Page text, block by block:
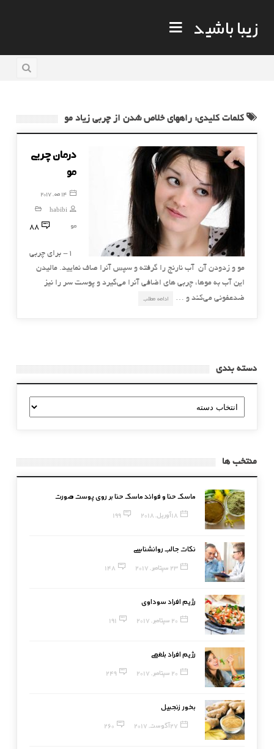
زیبا باشید
کلمات کلیدی: راههای خلاص شدن از چربی زیاد مو
درمان چربی
مو
14 مه, 2017
habibi
مو
88
1- برای چربی
مو و زدودن آن آب نارنج را گرفته و سپس آنرا صاف نمایید. مالیدن
این آب به موها، چربی های اضافی آنرا می‌گیرد و پوست سر را نیز
ضدعفونی می‌کند و …
ادامه مطلب
دسته بندی
دسته
بندی
منتخب ها
ماسک حنا و فوائد ماسک حنا بر روی پوست صورت
18 آوریل, 2018 199
نکات جالب روانشناسی
23 سپتامبر, 2017 148
رژیم افراد سوداوی
20 سپتامبر, 2017 191
رژیم افراد بلغمی
20 سپتامبر, 2017 249
بخور زنجبیل
27 آگوست, 2017 260